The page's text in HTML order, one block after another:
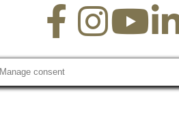
Manage consent